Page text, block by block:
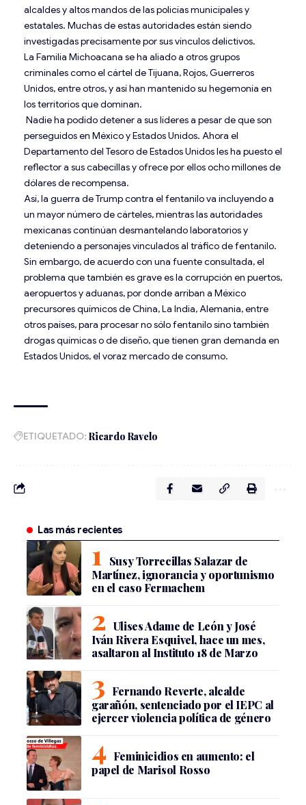
alcaldes y altos mandos de las policías municipales y
estatales. Muchas de estas autoridades están siendo
investigadas precisamente por sus vínculos delictivos.
La Familia Michoacana se ha aliado a otros grupos
criminales como el cártel de Tijuana, Rojos, Guerreros
Unidos, entre otros, y así han mantenido su hegemonía en
los territorios que dominan.
Nadie ha podido detener a sus líderes a pesar de que son
perseguidos en México y Estados Unidos. Ahora el
Departamento del Tesoro de Estados Unidos les ha puesto el
reflector a sus cabecillas y ofrece por ellos ocho millones de
dólares de recompensa.
Así, la guerra de Trump contra el fentanilo va incluyendo a
un mayor número de cárteles, mientras las autoridades
mexicanas continúan desmantelando laboratorios y
deteniendo a personajes vinculados al tráfico de fentanilo.
Sin embargo, de acuerdo con una fuente consultada, el
problema que también es grave es la corrupción en puertos,
aeropuertos y aduanas, por donde arriban a México
precursores químicos de China, La India, Alemania, entre
otros países, para procesar no sólo fentanilo sino también
drogas químicas o de diseño, que tienen gran demanda en
Estados Unidos, el voraz mercado de consumo.
ETIQUETADO: Ricardo Ravelo
Las más recientes
Susy Torrecillas Salazar de
Martínez, ignorancia y oportunismo
en el caso Fermachem
Ulises Adame de León y José
Iván Rivera Esquivel, hace un mes,
asaltaron al Instituto 18 de Marzo
Fernando Reverte, alcalde
garañón, sentenciado por el IEPC al
ejercer violencia política de género
Feminicidios en aumento: el
papel de Marisol Rosso